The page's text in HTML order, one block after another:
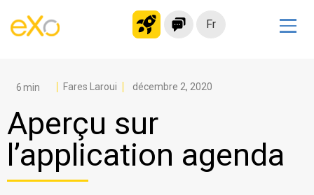
Fr
Intranet moderne
Réseau social
Hub de connaissances
Portail d’applications
Fares Laroui décembre 2, 2020
Aperçu sur
l’application agenda